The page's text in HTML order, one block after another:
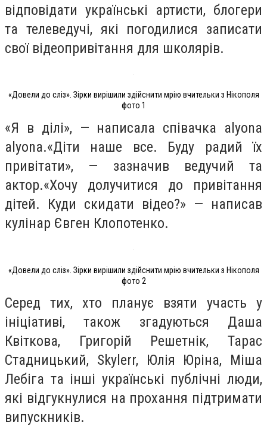
відповідати українські артисти, блогери
та телеведучі, які погодилися записати
свої відеопривітання для школярів.
«Довели до сліз». Зірки вирішили здійснити мрію вчительки з Нікополя
фото 1
«Я в ділі», — написала співачка alyona
alyona.«Діти наше все. Буду радий їх
привітати», — зазначив ведучий та
актор.«Хочу долучитися до привітання
дітей. Куди скидати відео?» — написав
кулінар Євген Клопотенко.
«Довели до сліз». Зірки вирішили здійснити мрію вчительки з Нікополя
фото 2
Серед тих, хто планує взяти участь у
ініціативі, також згадуються Даша
Квіткова, Григорій Решетнік, Тарас
Стадницький, Skylerr, Юлія Юріна, Міша
Лебіга та інші українські публічні люди,
які відгукнулися на прохання підтримати
випускників.